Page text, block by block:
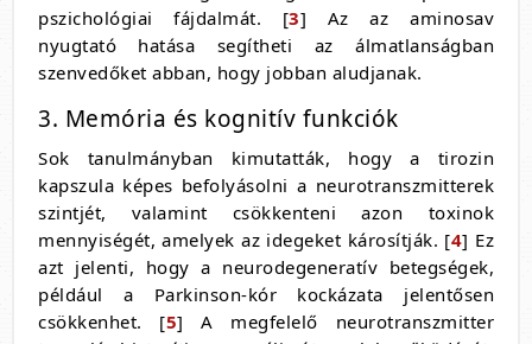
pszichológiai fájdalmát. [3] Az az aminosav
nyugtató hatása segítheti az álmatlanságban
szenvedőket abban, hogy jobban aludjanak.
3. Memória és kognitív funkciók
Sok tanulmányban kimutatták, hogy a tirozin
kapszula képes befolyásolni a neurotranszmitterek
szintjét, valamint csökkenteni azon toxinok
mennyiségét, amelyek az idegeket károsítják. [4] Ez
azt jelenti, hogy a neurodegeneratív betegségek,
például a Parkinson-kór kockázata jelentősen
csökkenhet. [5] A megfelelő neurotranszmitter